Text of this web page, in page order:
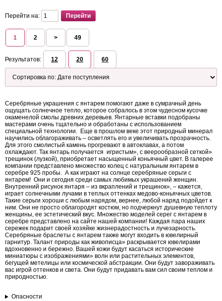
Перейти на:
1 2 > 49
Результатов: 12 20 60
Серебряные украшения с янтарем помогают даже в сумрачный день
ощущать солнечное тепло, которое собралось в этом чудесном кусочке
окаменелой смолы древних деревьев. Янтарные вставки подобраны
мастерами очень тщательно и обработаны с использованием
специальной технологии. Еще в прошлом веке этот природный минерал
научились облагораживать – осветлять его и увеличивать прозрачность.
Для этого смолистый камень прогревают в автоклавах, а потом
охлаждают. Так янтарь получается игристым», с веерообразной сеткой»
трещинок (лузкой), приобретает насыщенный коньячный цвет. В галерее
компании представлено множество колец с натуральным янтарем в
серебре 925 пробы. А как играют на солнце серебряные серьги с
янтарем! Они и сегодня среди самых любимых украшений женщин.
Внутренний рисунок янтаря – из вкраплений и трещинок», – кажется,
играет солнечными лучами в теплых оттенках медово-коньячных цветов.
Такие серьги хороши с любым нарядом, вернее, любой наряд подойдет к
ним. Они не просто облагородят костюм, но подчеркнут душевную теплоту
женщины, ее эстетический вкус. Множество моделей серег с янтарем в
серебре представлено на сайте нашей компании! Каждая пара наших
сережек подарит своей хозяйке жизнерадостность и лучезарность.
Серебряные браслеты с янтарем также могут входить в ювелирный
гарнитур. Талант природы как живописца» раскрывается ювелирами
вдохновенно и бережно. Вашей кожи будут касаться исторические
миниатюры с изображениями» волн или растительных элементов,
бегущей метелицы или космической абстракции. Они будут завораживать
вас игрой оттенков и света. Они будут придавать вам сил своим теплом и
природностью.
Опасности